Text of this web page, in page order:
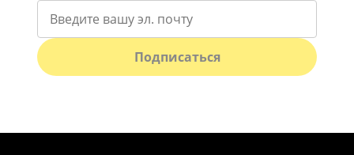
Подписаться